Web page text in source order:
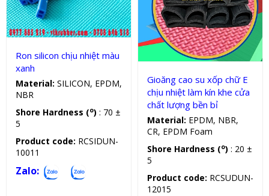
Ron silicon chịu nhiệt màu
xanh
Material: SILICON, EPDM,
NBR
Shore Hardness (o) : 70 ±
5
Product code: RCSIDUN-
10011
Zalo:
Gioăng silicon, cao su chữ E
Gioăng cao su xốp chữ E
chịu nhiệt làm kín khe cửa
chất lượng bền bỉ
Material: EPDM, NBR,
CR, EPDM Foam
Shore Hardness (o) : 20 ±
5
Product code: RCSUDUN-
12015